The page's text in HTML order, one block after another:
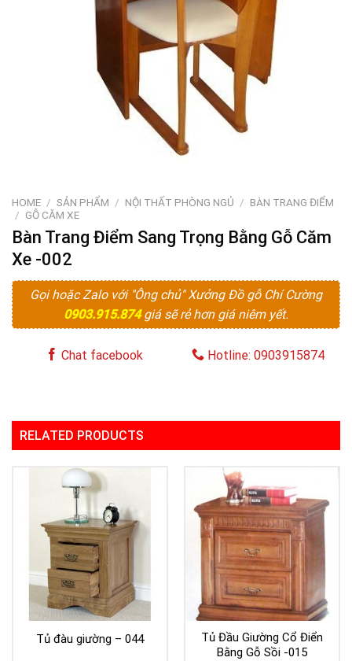
HOME / SẢN PHẨM / NỘI THẤT PHÒNG NGỦ / BÀN TRANG ĐIỂM
/ GỖ CĂM XE
Bàn Trang Điểm Sang Trọng Bằng Gỗ Căm
Xe -002
Gọi hoặc Zalo với "Ông chủ" Xưởng Đồ gỗ Chí Cường
0903.915.874giá sẽ rẻ hơn giá niêm yết.
Chat facebook Hotline: 0903915874
RELATED PRODUCTS
Tủ đàu giường – 044
Tủ Đầu Giường Cổ Điển
Bằng Gỗ Sồi -015